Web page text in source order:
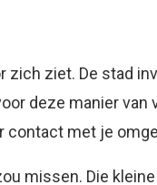
zich ziet. De stad
deze manier van
met je
missen. Die